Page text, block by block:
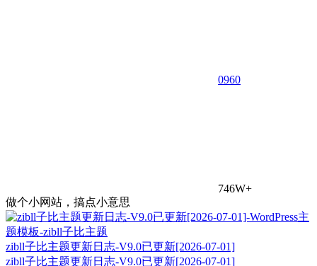
0960
746W+
做个小网站，搞点小意思
zibll子比主题更新日志-V9.0已更新[2026-07-01]
zibll子比主题更新日志-V9.0已更新[2026-07-01]